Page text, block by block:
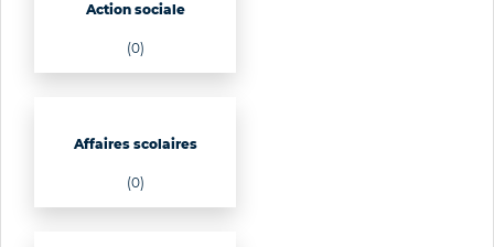
Action sociale
(0)
Affaires scolaires
(0)